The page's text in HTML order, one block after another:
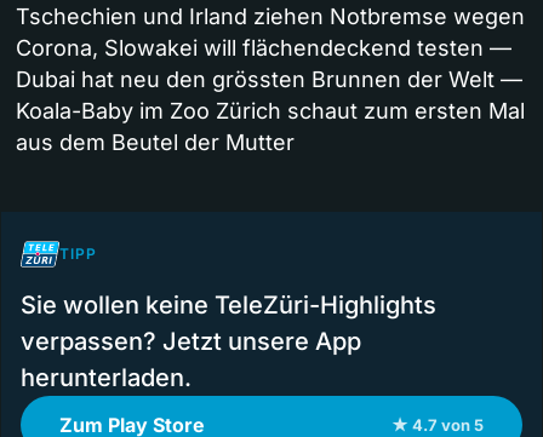
Tschechien und Irland ziehen Notbremse wegen
Corona, Slowakei will flächendeckend testen —
Dubai hat neu den grössten Brunnen der Welt —
Koala-Baby im Zoo Zürich schaut zum ersten Mal
aus dem Beutel der Mutter
TIPP
Sie wollen keine TeleZüri-Highlights
verpassen? Jetzt unsere App
herunterladen.
Zum Play Store ★ 4.7 von 5